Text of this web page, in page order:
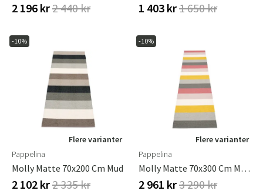
2 196 kr2 440 kr 1 403 kr1 650 kr
-10%
Flere varianter
Pappelina
Molly Matte 70x200 Cm Mud
2 102 kr2 335 kr
-10%
Flere varianter
Pappelina
Molly Matte 70x300 Cm Moor
2 961 kr3 290 kr